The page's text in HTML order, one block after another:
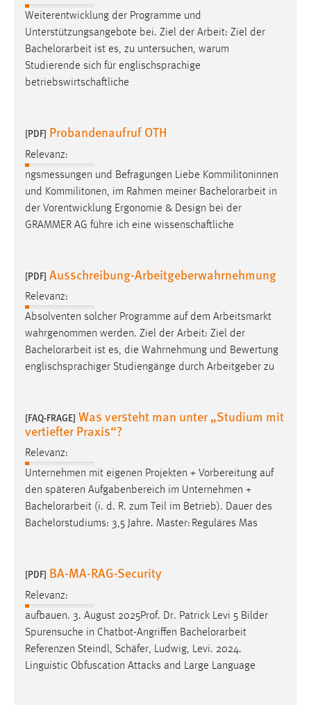
Weiterentwicklung der Programme und
Unterstützungsangebote bei. Ziel der Arbeit: Ziel der
Bachelorarbeit ist es, zu untersuchen, warum
Studierende sich für englischsprachige
betriebswirtschaftliche
[PDF] Probandenaufruf OTH
Relevanz:
ngsmessungen und Befragungen Liebe Kommilitoninnen
und Kommilitonen, im Rahmen meiner Bachelorarbeit in
der Vorentwicklung Ergonomie & Design bei der
GRAMMER AG führe ich eine wissenschaftliche
[PDF] Ausschreibung-Arbeitgeberwahrnehmung
Relevanz:
Absolventen solcher Programme auf dem Arbeitsmarkt
wahrgenommen werden. Ziel der Arbeit: Ziel der
Bachelorarbeit ist es, die Wahrnehmung und Bewertung
englischsprachiger Studiengänge durch Arbeitgeber zu
[FAQ-FRAGE] Was versteht man unter „Studium mit
vertiefter Praxis“?
Relevanz:
Unternehmen mit eigenen Projekten + Vorbereitung auf
den späteren Aufgabenbereich im Unternehmen +
Bachelorarbeit (i. d. R. zum Teil im Betrieb). Dauer des
Bachelorstudiums: 3,5 Jahre. Master: Reguläres Mas
[PDF] BA-MA-RAG-Security
Relevanz:
aufbauen. 3. August 2025Prof. Dr. Patrick Levi 5 Bilder
Spurensuche in Chatbot-Angriffen Bachelorarbeit
Referenzen Steindl, Schäfer, Ludwig, Levi. 2024.
Linguistic Obfuscation Attacks and Large Language
Conversion-Tracking
Cookie Laufzeit:
3 Monate
Name:
_fbp
Facebook
Zweck:
Conversion-Tracking
EXTERNE MEDIEN
Um Inhalte von Videoplattformen und Social Media
Plattformen anzeigen zu können, werden von diesen
externen Medien Cookies gesetzt.
Vimeo